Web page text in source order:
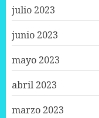
julio 2023
junio 2023
mayo 2023
abril 2023
marzo 2023